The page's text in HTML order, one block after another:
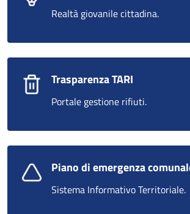
Realtà giovanile cittadina.
Trasparenza TARI
Portale gestione rifiuti.
Piano di emergenza
Sistema Informativo Territoriale.